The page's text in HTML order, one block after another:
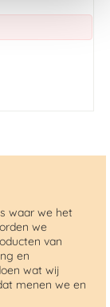
waar we het
we
van
en
wat wij
menen we en